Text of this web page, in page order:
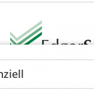
Schröder
und